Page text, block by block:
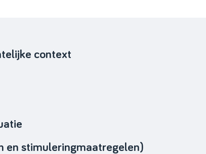
context
en stimuleringmaatregelen)